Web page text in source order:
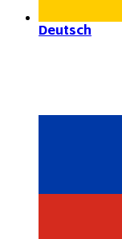
Deutsch